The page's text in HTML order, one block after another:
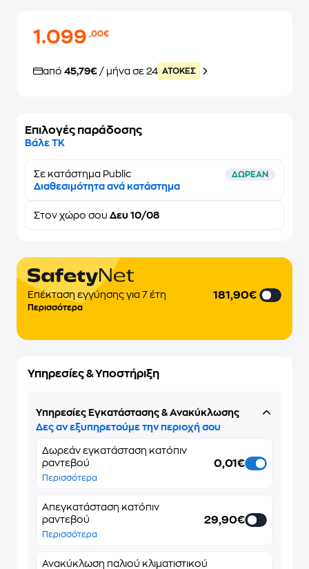
1.099,00€
από 45,79€ / μήνα σε 24 ATOKEΣ
Επιλογές παράδοσης
Βάλε ΤΚ
Σε κατάστημα Public ΔΩΡΕΑΝ
Διαθεσιμότητα ανά κατάστημα
Στον χώρο σου Δευ 10/08
Επέκταση εγγύησης για 7 έτη
Περισσότερα
181,90€
Υπηρεσίες & Υποστήριξη
Υπηρεσίες Εγκατάστασης & Ανακύκλωσης
Δες αν εξυπηρετούμε την περιοχή σου
Δωρεάν εγκατάσταση κατόπιν
ραντεβού
Περισσότερα
0,01€
Απεγκατάσταση κατόπιν
ραντεβού
Περισσότερα
29,90€
Ανακύκλωση παλιού κλιματιστικού